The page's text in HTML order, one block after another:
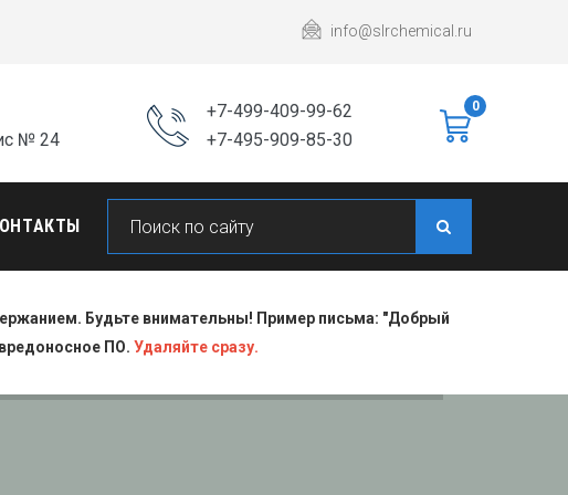
info@slrchemical.ru
№ 24
+7-499-409-99-62
+7-495-909-85-30
0
Будьте внимательны! Пример письма: "Добрый
ПО. Удаляйте сразу.